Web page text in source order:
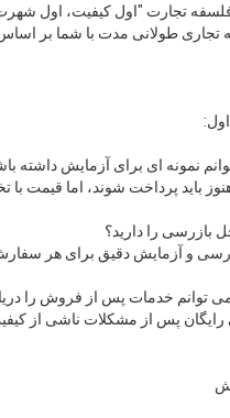
تجارت "اول کیفیت، اول شهرت"
تجاری طولانی مدت با شما بر اساس